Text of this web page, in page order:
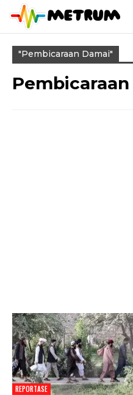
"pembicaraan Damai"
REPORTASE